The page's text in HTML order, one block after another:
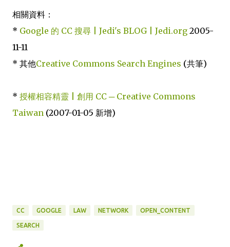
相關資料：
* Google 的 CC 搜尋 | Jedi's BLOG | Jedi.org 2005-
11-11
* 其他Creative Commons Search Engines (共筆)
* 授權相容精靈 | 創用 CC ─ Creative Commons
Taiwan (2007-01-05 新增)
CC GOOGLE LAW NETWORK OPEN_CONTENT
SEARCH